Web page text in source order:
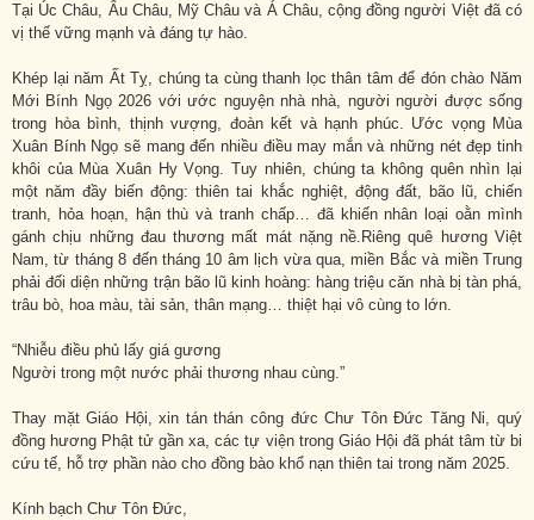
Tại Úc Châu, Âu Châu, Mỹ Châu và Á Châu, cộng đồng người Việt đã có
vị thế vững mạnh và đáng tự hào.
Khép lại năm Ất Tỵ, chúng ta cùng thanh lọc thân tâm để đón chào Năm
Mới Bính Ngọ 2026 với ước nguyện nhà nhà, người người được sống
trong hòa bình, thịnh vượng, đoàn kết và hạnh phúc. Ước vọng Mùa
Xuân Bính Ngọ sẽ mang đến nhiều điều may mắn và những nét đẹp tinh
khôi của Mùa Xuân Hy Vọng. Tuy nhiên, chúng ta không quên nhìn lại
một năm đầy biến động: thiên tai khắc nghiệt, động đất, bão lũ, chiến
tranh, hỏa hoạn, hận thù và tranh chấp… đã khiến nhân loại oằn mình
gánh chịu những đau thương mất mát nặng nề.Riêng quê hương Việt
Nam, từ tháng 8 đến tháng 10 âm lịch vừa qua, miền Bắc và miền Trung
phải đối diện những trận bão lũ kinh hoàng: hàng triệu căn nhà bị tàn phá,
trâu bò, hoa màu, tài sản, thân mạng… thiệt hại vô cùng to lớn.
“Nhiễu điều phủ lấy giá gương
Người trong một nước phải thương nhau cùng.”
Thay mặt Giáo Hội, xin tán thán công đức Chư Tôn Đức Tăng Ni, quý
đồng hương Phật tử gần xa, các tự viện trong Giáo Hội đã phát tâm từ bi
cứu tế, hỗ trợ phần nào cho đồng bào khổ nạn thiên tai trong năm 2025.
Kính bạch Chư Tôn Đức,